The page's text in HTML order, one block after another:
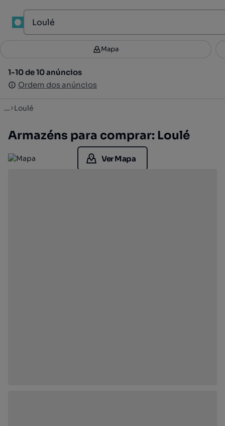
Filtros 2
1-10 de 10 anúncios
Ordem dos anúncios
Mapa
1-10 de 10 anúncios
Ordem dos anúncios
... Loulé
Armazéns para comprar: Loulé
Ver Mapa